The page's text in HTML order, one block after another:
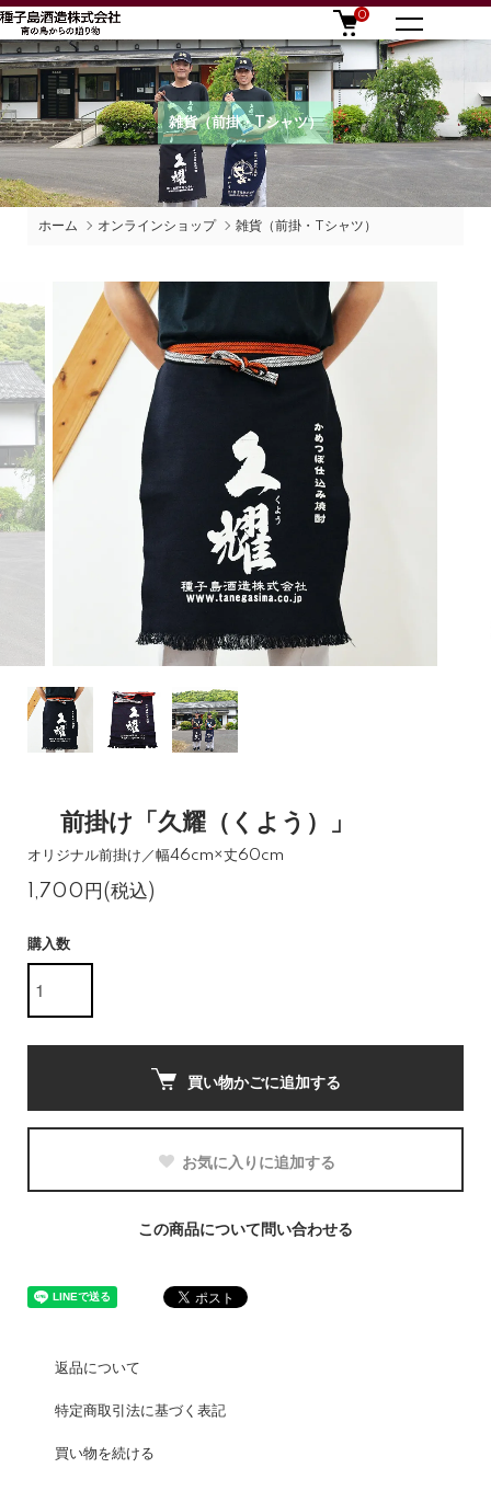
0
雑貨（前掛・Tシャツ）
ホーム オンラインショップ 雑貨（前掛・Tシャツ）
前掛け「久耀（くよう）」
オリジナル前掛け／幅46cm×丈60cm
1,700円(税込)
購入数
買い物かごに追加する
お気に入りに追加する
この商品について問い合わせる
返品について
特定商取引法に基づく表記
買い物を続ける